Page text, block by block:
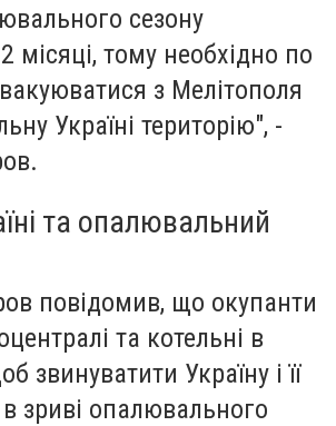
сезону
місяці, тому необхідно по
з Мелітополя
Україні територію", -
та опалювальний
повідомив, що окупанти
та котельні в
звинуватити Україну і її
зриві опалювального